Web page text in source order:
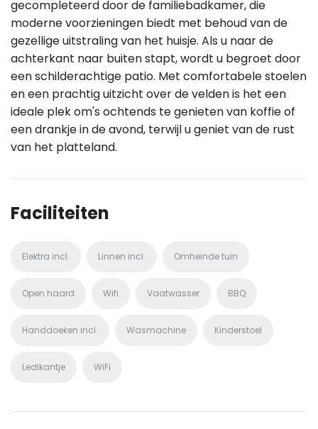
gecompleteerd door de familiebadkamer, die
moderne voorzieningen biedt met behoud van de
gezellige uitstraling van het huisje. Als u naar de
achterkant naar buiten stapt, wordt u begroet door
een schilderachtige patio. Met comfortabele stoelen
en een prachtig uitzicht over de velden is het een
ideale plek om's ochtends te genieten van koffie of
een drankje in de avond, terwijl u geniet van de rust
van het platteland.
Faciliteiten
Elektra incl. Linnen incl. Omheinde tuin
Open haard Wifi Vaatwasser BBQ
Handdoeken incl. Wasmachine Kinderstoel
Ledikantje WiFi